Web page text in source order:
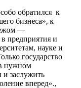
обратился к
бизнеса», к
—
предприятия и
науке и
государство
нужном
заслужить
вперед».,